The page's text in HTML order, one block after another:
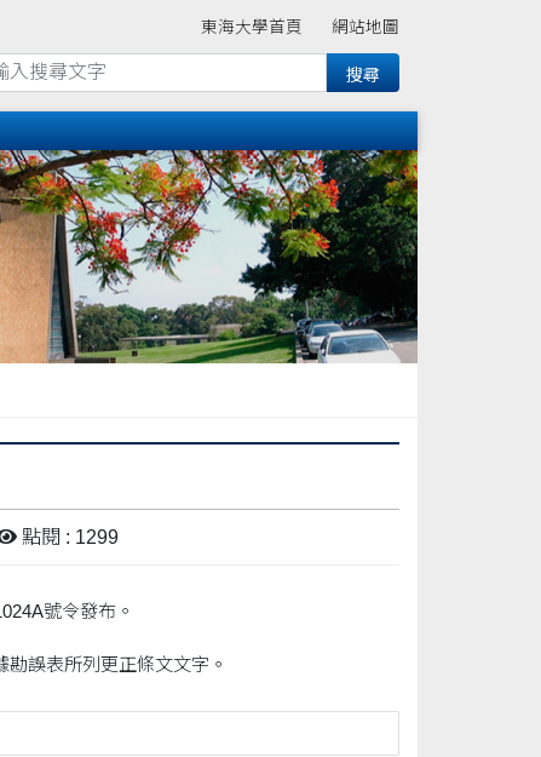
東海大學首頁 網站地圖
點閱 : 1299
號令發布。
誤表所列更正條文文字。